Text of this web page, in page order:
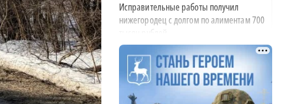
Исправительные работы получил
нижегородец с долгом по алиментам 700
тысяч рублей
17:37
Обращения пострадавших продавцов WB
рассмотрят на заседании оперштаба в
августе